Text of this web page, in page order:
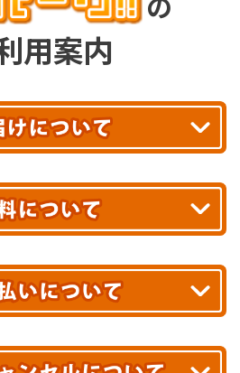
用案内
日お届け!
リアが対象です。
け日の確認はこちら▶
遅延が生じる可能性がございます。
はお届けできません。
料無料!
全国一律1,100円(税込)
配送業者
ジットカード